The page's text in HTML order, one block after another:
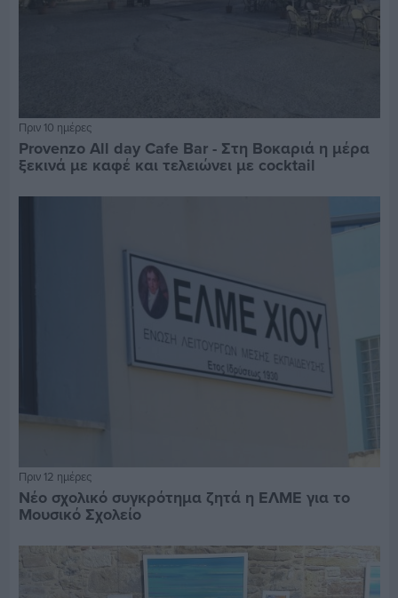
Πριν 10 ημέρες
Provenzo All day Cafe Bar - Στη Βοκαριά η μέρα
ξεκινά με καφέ και τελειώνει με cocktail
Πριν 12 ημέρες
Νέο σχολικό συγκρότημα ζητά η ΕΛΜΕ για το
Μουσικό Σχολείο